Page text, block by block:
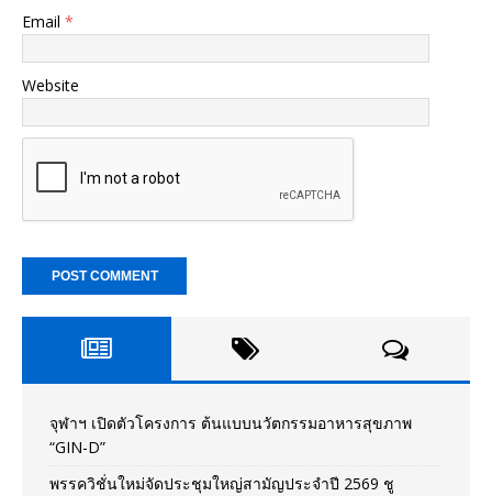
Email *
Website
จุฬาฯ เปิดตัวโครงการ ต้นแบบนวัตกรรมอาหารสุขภาพ
“GIN-D”
พรรควิชั่นใหม่จัดประชุมใหญ่สามัญประจำปี 2569 ชู